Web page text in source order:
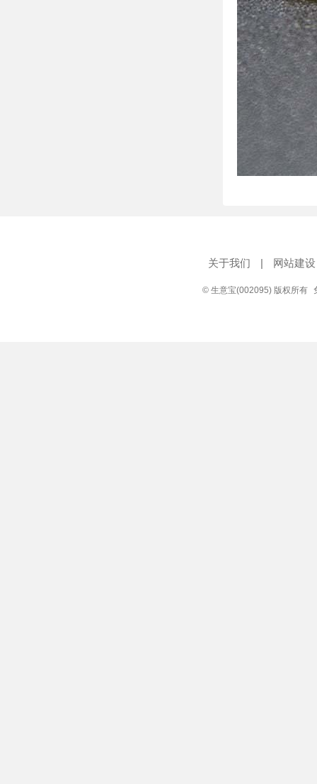
关于我们 | 网站建设
© 生意宝(002095) 版权所有